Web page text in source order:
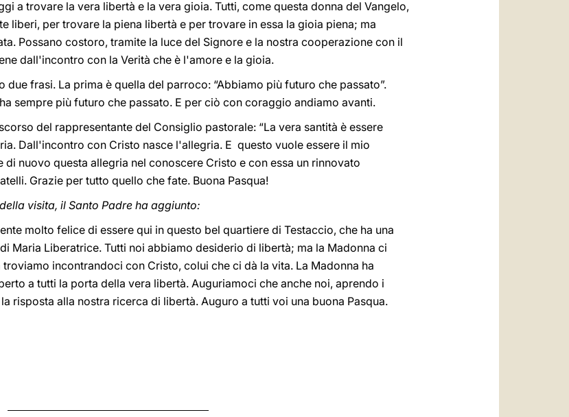
a trovare la vera libertà e la vera gioia. Tutti, come questa donna del Vangelo,
liberi, per trovare la piena libertà e per trovare in essa la gioia piena; ma
Possano costoro, tramite la luce del Signore e la nostra cooperazione con il
dall'incontro con la Verità che è l'amore e la gioia.
frasi. La prima è quella del parroco: “Abbiamo più futuro che passato”.
sempre più futuro che passato. E per ciò con coraggio andiamo avanti.
del rappresentante del Consiglio pastorale: “La vera santità è essere
Dall'incontro con Cristo nasce l'allegria. E questo vuole essere il mio
nuovo questa allegria nel conoscere Cristo e con essa un rinnovato
Grazie per tutto quello che fate. Buona Pasqua!
visita, il Santo Padre ha aggiunto:
molto felice di essere qui in questo bel quartiere di Testaccio, che ha una
Maria Liberatrice. Tutti noi abbiamo desiderio di libertà; ma la Madonna ci
incontrandoci con Cristo, colui che ci dà la vita. La Madonna ha
a tutti la porta della vera libertà. Auguriamoci che anche noi, aprendo i
risposta alla nostra ricerca di libertà. Auguro a tutti voi una buona Pasqua.